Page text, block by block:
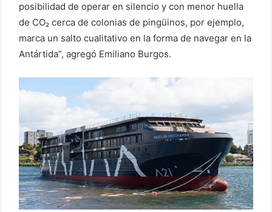
posibilidad de operar en silencio y con menor huella
de CO₂ cerca de colonias de pingüinos, por ejemplo,
marca un salto cualitativo en la forma de navegar en la
Antártida”, agregó Emiliano Burgos.